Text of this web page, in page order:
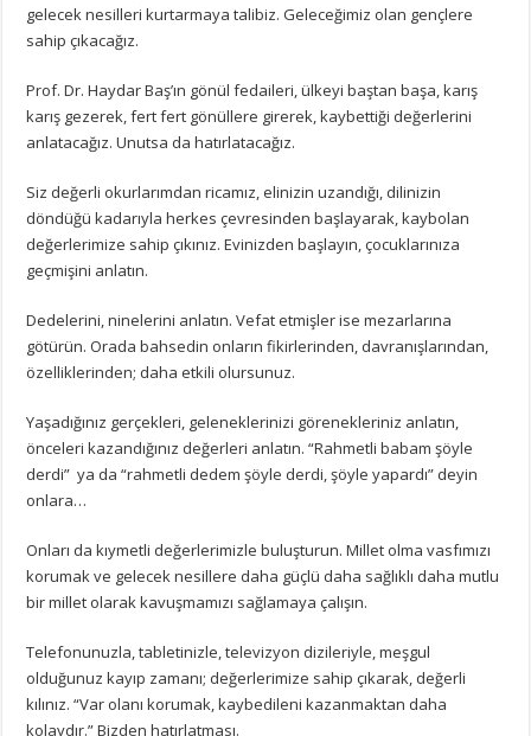
gelecek nesilleri kurtarmaya talibiz. Geleceğimiz olan gençlere
sahip çıkacağız.
Prof. Dr. Haydar Baş’ın gönül fedaileri, ülkeyi baştan başa, karış
karış gezerek, fert fert gönüllere girerek, kaybettiği değerlerini
anlatacağız. Unutsa da hatırlatacağız.
Siz değerli okurlarımdan ricamız, elinizin uzandığı, dilinizin
döndüğü kadarıyla herkes çevresinden başlayarak, kaybolan
değerlerimize sahip çıkınız. Evinizden başlayın, çocuklarınıza
geçmişini anlatın.
Dedelerini, ninelerini anlatın. Vefat etmişler ise mezarlarına
götürün. Orada bahsedin onların fikirlerinden, davranışlarından,
özelliklerinden; daha etkili olursunuz.
Yaşadığınız gerçekleri, geleneklerinizi görenekleriniz anlatın,
önceleri kazandığınız değerleri anlatın. “Rahmetli babam şöyle
derdi” ya da “rahmetli dedem şöyle derdi, şöyle yapardı” deyin
onlara…
Onları da kıymetli değerlerimizle buluşturun. Millet olma vasfımızı
korumak ve gelecek nesillere daha güçlü daha sağlıklı daha mutlu
bir millet olarak kavuşmamızı sağlamaya çalışın.
Telefonunuzla, tabletinizle, televizyon dizileriyle, meşgul
olduğunuz kayıp zamanı; değerlerimize sahip çıkarak, değerli
kılınız. “Var olanı korumak, kaybedileni kazanmaktan daha
kolaydır.” Bizden hatırlatması.